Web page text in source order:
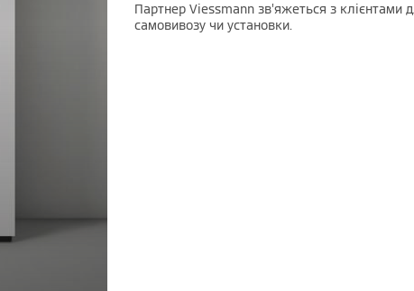
Партнер Viessmann зв’яжеться з клієнтами
самовивозу чи установки.